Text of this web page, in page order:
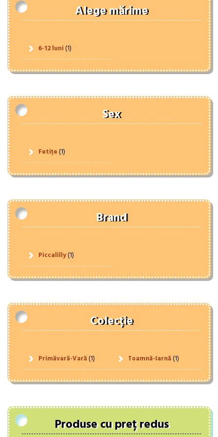
Alege mărime
6-12 luni(1)
Sex
Fetițe(1)
Brand
Piccalilly(1)
Colecție
Primăvară-Vară(1) Toamnă-Iarnă(1)
Produse cu preț redus